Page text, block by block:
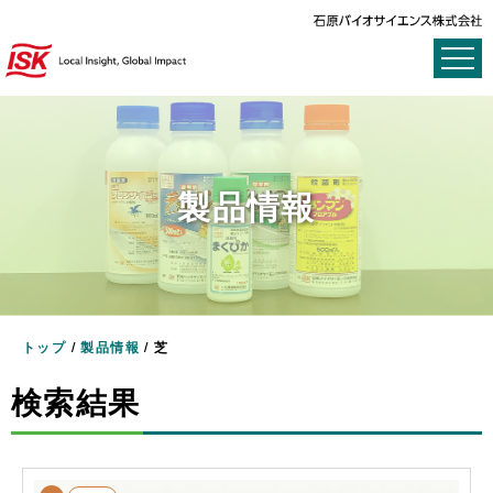
製品情報
トップ /製品情報 /芝
検索結果